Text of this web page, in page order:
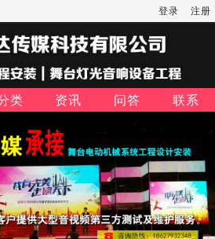
登录 注册
类 资讯 问答 联系